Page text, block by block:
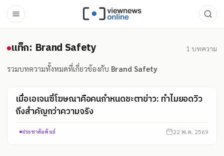
แท็ก: Brand Safety
แท็ก: Brand Safety 1 บทความ
รวมบทความทั้งหมดที่เกี่ยวข้องกับ Brand Safety
เมื่อเอเจนซี่โฆษณาคือคนกำหนดชะตาข่าว: ทำไมยอดวิว
ถึงสำคัญกว่าความจริง
ประชาสัมพันธ์ 22 พ.ค. 2569